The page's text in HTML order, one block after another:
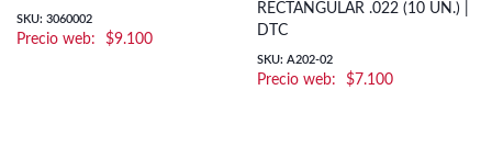
SKU: 3060002
$9.100
RECTANGULAR .022 (10 UN.) |
DTC
SKU: A202-02
$7.100